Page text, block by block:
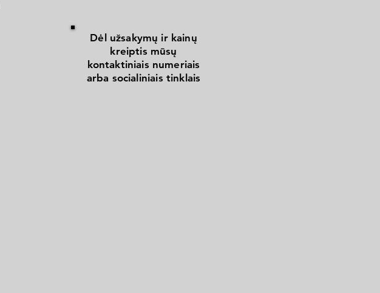
Dėl užsakymų ir kainų
kreiptis mūsų
kontaktiniais numeriais
arba socialiniais tinklais